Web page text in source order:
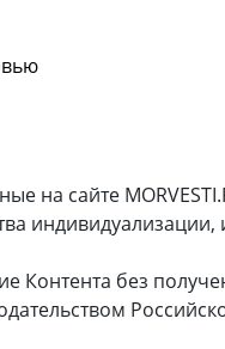
на сайте
Контента без